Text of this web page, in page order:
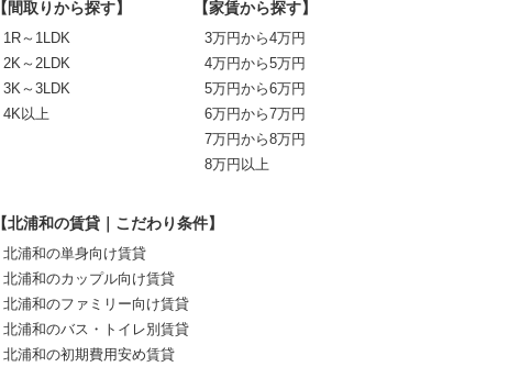
【間取りから探す】
1R～1LDK
2K～2LDK
3K～3LDK
4K以上
【家賃から探す】
3万円から4万円
4万円から5万円
5万円から6万円
6万円から7万円
7万円から8万円
8万円以上
【北浦和の賃貸｜こだわり条件】
北浦和の単身向け賃貸
北浦和のカップル向け賃貸
北浦和のファミリー向け賃貸
北浦和のバス・トイレ別賃貸
北浦和の初期費用安め賃貸